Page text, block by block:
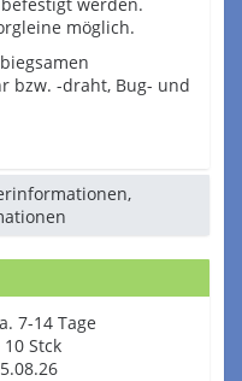
möglich.
bzw. -draht, Bug- und
7-14 Tage
10 Stck